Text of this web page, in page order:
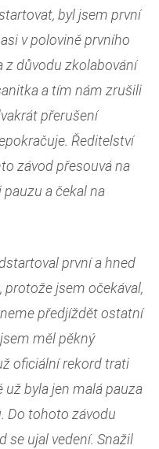
byl jsem první
v polovině prvního
z důvodu zkolabování
a tím nám zrušili
přerušení
Ředitelství
závod přesouvá na
a čekal na
první a hned
jsem očekával,
předjíždět ostatní
měl pěkný
oficiální rekord trati
už byla jen malá pauza
Do tohoto závodu
se ujal vedení. Snažil